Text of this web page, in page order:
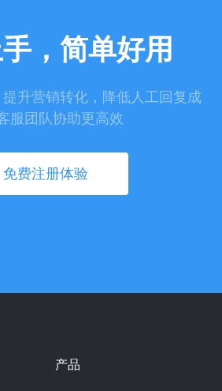
，简单好用
升营销转化，降低人工回复成
服团队协助更高效
免费注册体验
产品